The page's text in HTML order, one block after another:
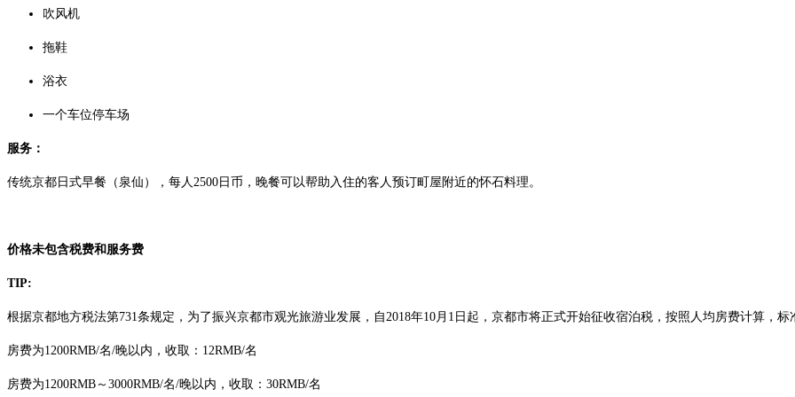
吹风机
拖鞋
浴衣
一个车位停车场
服务：
传统京都日式早餐（泉仙），每人2500日币，晚餐可以帮助入住的客人预订町屋附近的怀石料理。
价格未包含税费和服务费
TIP:
根据京都地方税法第731条规定，为了振兴京都市观光旅游业发展，自2018年10月1日起，京都市将正式开始征收宿泊税，按照人均房费计算，标
房费为1200RMB/名/晚以内，收取：12RMB/名
房费为1200RMB～3000RMB/名/晚以内，收取：30RMB/名